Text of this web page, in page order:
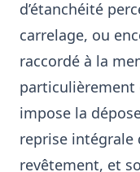
d’étanchéité
carrelage, ou
raccordé à la
particulièrement
impose la
reprise intégrale
revêtement, et